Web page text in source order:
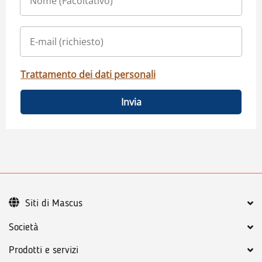
Trattamento dei dati personali
Invia
Società
Prodotti e servizi
Siti di Mascus